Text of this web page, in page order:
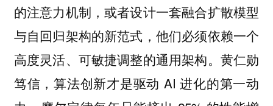
的注意力机制，或者设计一套融合扩散模型
与自回归架构的新范式，他们必须依赖一个
高度灵活、可敏捷调整的通用架构。黄仁勋
笃信，算法创新才是驱动 AI 进化的第一动